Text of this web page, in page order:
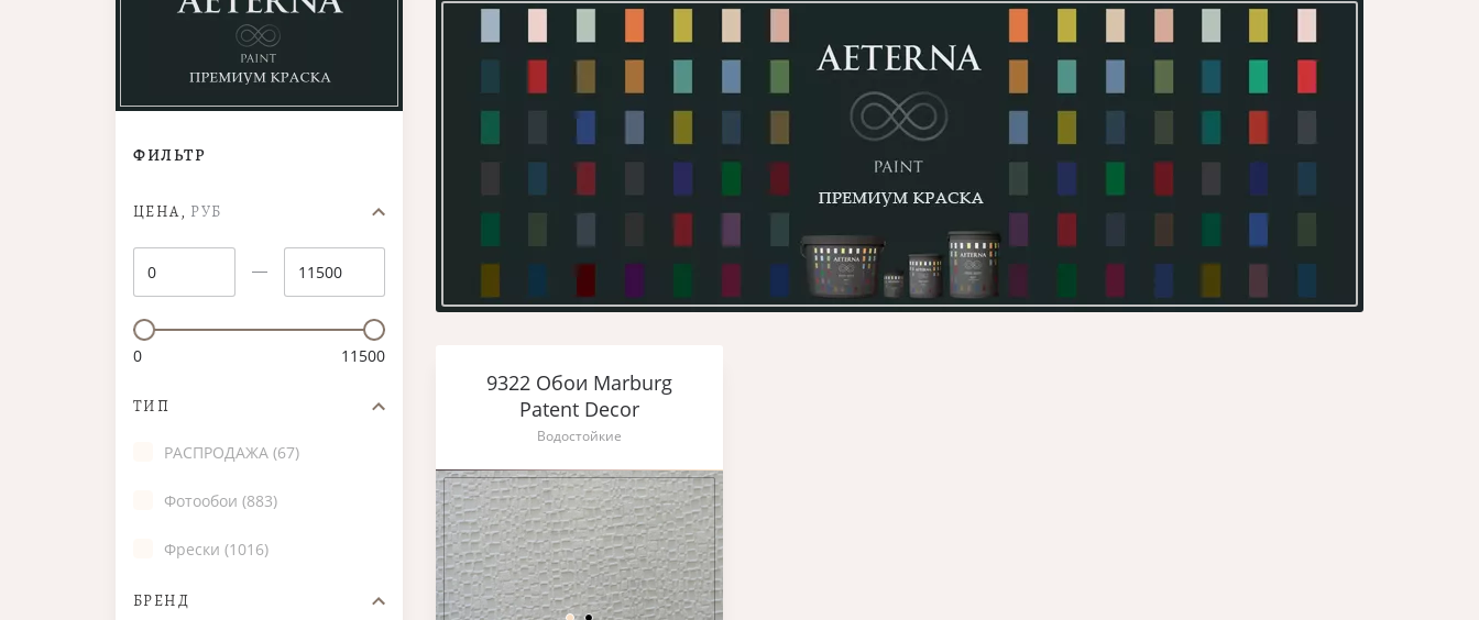
ФИЛЬТР
ЦЕНА, РУБ
0 11500
ТИП
РАСПРОДАЖА (67)
Фотообои (883)
Фрески (1016)
БРЕНД
9322 Обои Marburg
Patent Decor
Водостойкие